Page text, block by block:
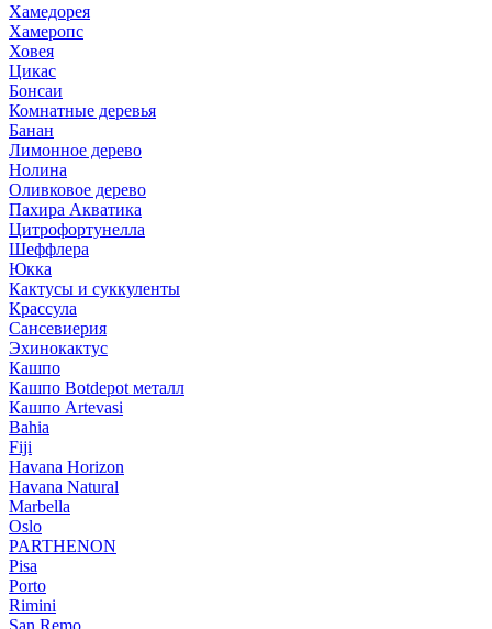
Хамедорея
Хамеропс
Ховея
Цикас
Бонсаи
Комнатные деревья
Банан
Лимонное дерево
Нолина
Оливковое дерево
Пахира Акватика
Цитрофортунелла
Шеффлера
Юкка
Кактусы и суккуленты
Крассула
Сансевиерия
Эхинокактус
Кашпо
Кашпо Botdepot металл
Кашпо Artevasi
Bahia
Fiji
Havana Horizon
Havana Natural
Marbella
Oslo
PARTHENON
Pisa
Porto
Rimini
San Remo